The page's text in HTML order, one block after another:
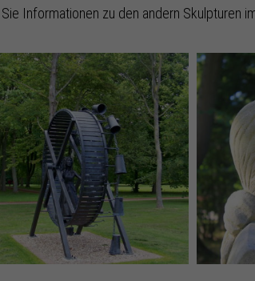
Informationen zu den andern Skulpturen